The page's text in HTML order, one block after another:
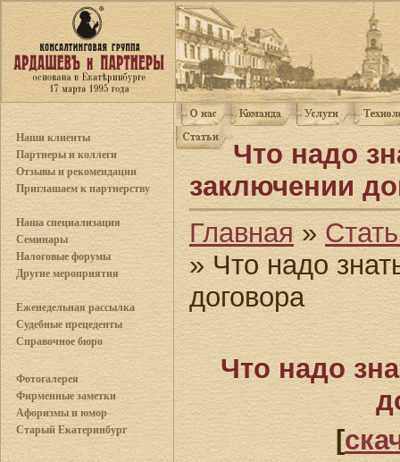
Наши клиенты
Партнеры и коллеги
Отзывы и рекомендации
Приглашаем к партнерству
Наша специализация
Семинары
Налоговые форумы
Другие мероприятия
Еженедельная рассылка
Судебные прецеденты
Справочное бюро
Фотогалерея
Фирменные заметки
Афоризмы и юмор
Старый Екатеринбург
Что надо
заключении
Главная »
» Что надо
договора
Что надо
[